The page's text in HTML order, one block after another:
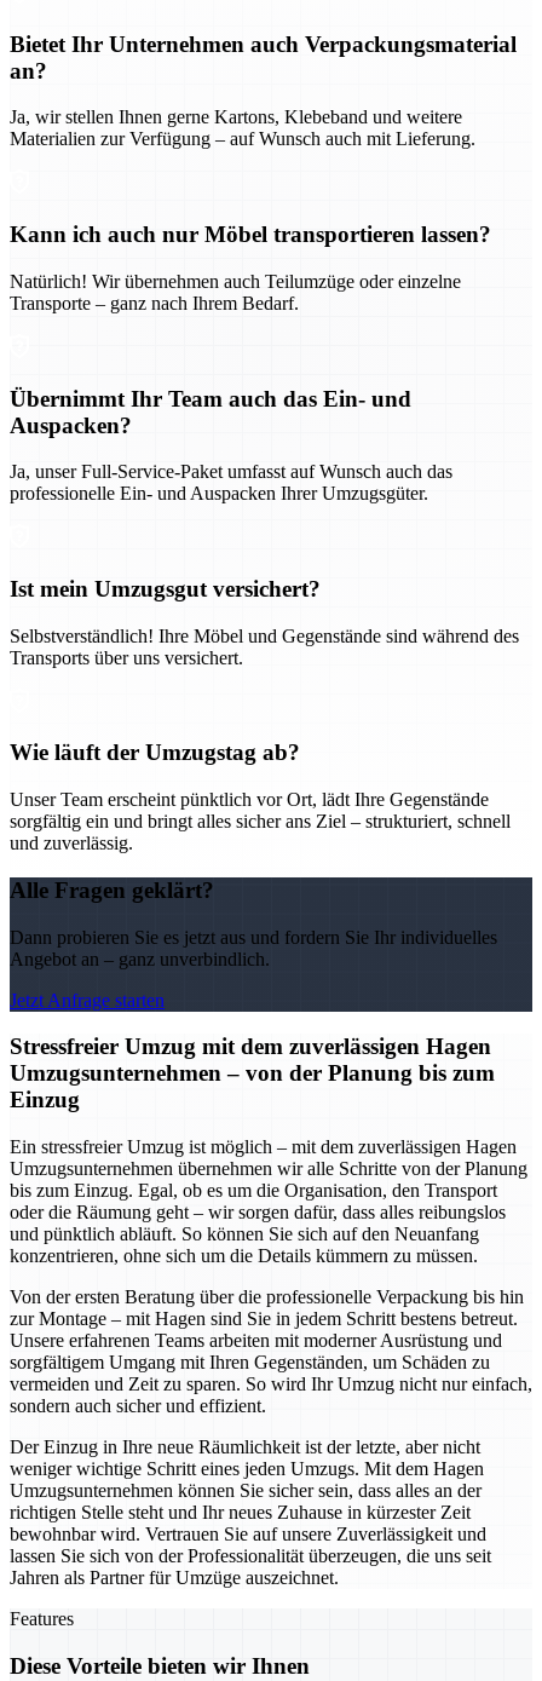
Bietet Ihr Unternehmen auch Verpackungsmaterial
an?
Ja, wir stellen Ihnen gerne Kartons, Klebeband und weitere
Materialien zur Verfügung – auf Wunsch auch mit Lieferung.
Kann ich auch nur Möbel transportieren lassen?
Natürlich! Wir übernehmen auch Teilumzüge oder einzelne
Transporte – ganz nach Ihrem Bedarf.
Übernimmt Ihr Team auch das Ein- und
Auspacken?
Ja, unser Full-Service-Paket umfasst auf Wunsch auch das
professionelle Ein- und Auspacken Ihrer Umzugsgüter.
Ist mein Umzugsgut versichert?
Selbstverständlich! Ihre Möbel und Gegenstände sind während des
Transports über uns versichert.
Wie läuft der Umzugstag ab?
Unser Team erscheint pünktlich vor Ort, lädt Ihre Gegenstände
sorgfältig ein und bringt alles sicher ans Ziel – strukturiert, schnell
und zuverlässig.
Alle Fragen geklärt?
Dann probieren Sie es jetzt aus und fordern Sie Ihr individuelles
Angebot an – ganz unverbindlich.
Jetzt Anfrage starten
Stressfreier Umzug mit dem zuverlässigen Hagen
Umzugsunternehmen – von der Planung bis zum
Einzug
Ein stressfreier Umzug ist möglich – mit dem zuverlässigen Hagen
Umzugsunternehmen übernehmen wir alle Schritte von der Planung
bis zum Einzug. Egal, ob es um die Organisation, den Transport
oder die Räumung geht – wir sorgen dafür, dass alles reibungslos
und pünktlich abläuft. So können Sie sich auf den Neuanfang
konzentrieren, ohne sich um die Details kümmern zu müssen.
Von der ersten Beratung über die professionelle Verpackung bis hin
zur Montage – mit Hagen sind Sie in jedem Schritt bestens betreut.
Unsere erfahrenen Teams arbeiten mit moderner Ausrüstung und
sorgfältigem Umgang mit Ihren Gegenständen, um Schäden zu
vermeiden und Zeit zu sparen. So wird Ihr Umzug nicht nur einfach,
sondern auch sicher und effizient.
Der Einzug in Ihre neue Räumlichkeit ist der letzte, aber nicht
weniger wichtige Schritt eines jeden Umzugs. Mit dem Hagen
Umzugsunternehmen können Sie sicher sein, dass alles an der
richtigen Stelle steht und Ihr neues Zuhause in kürzester Zeit
bewohnbar wird. Vertrauen Sie auf unsere Zuverlässigkeit und
lassen Sie sich von der Professionalität überzeugen, die uns seit
Jahren als Partner für Umzüge auszeichnet.
Features
Diese Vorteile bieten wir Ihnen